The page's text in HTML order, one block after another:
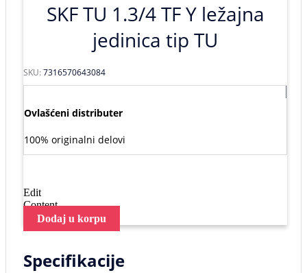
SKF TU 1.3/4 TF Y ležajna
jedinica tip TU
SKU:7316570643084
Ovlašćeni distributer
100% originalni delovi
Edit
Content
Dodaj u korpu
Specifikacije